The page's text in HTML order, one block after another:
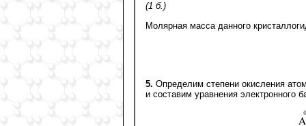
(1 б.)
Молярная масса данного
5. Определим степени окисления
и составим уравнения электронного